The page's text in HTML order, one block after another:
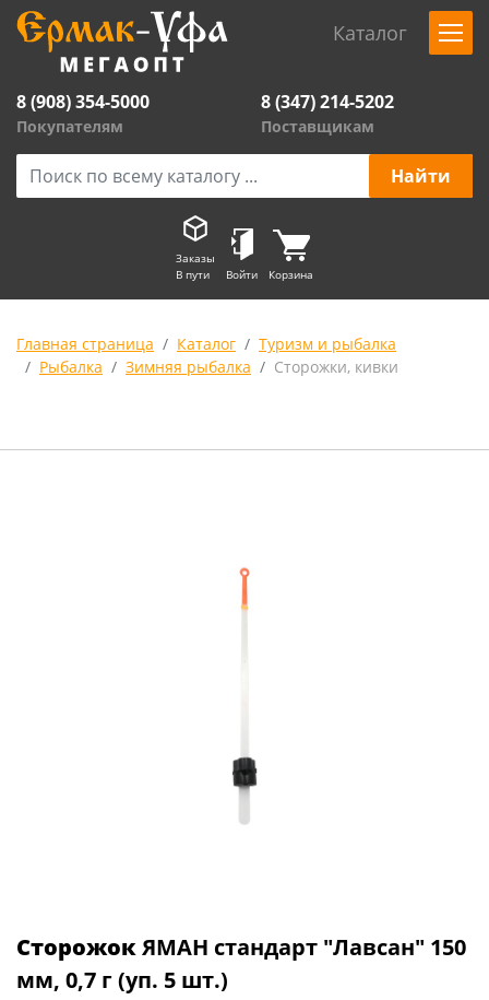
Каталог
8 (908) 354-5000
Покупателям
8 (347) 214-5202
Поставщикам
Заказы
В пути
Войти Корзина
Главная страница Каталог
Туризм и рыбалка
Рыбалка
Зимняя рыбалка Сторожки, кивки
СторожокЯМАН стандарт "Лавсан" 150
мм, 0,7 г (уп. 5 шт.)